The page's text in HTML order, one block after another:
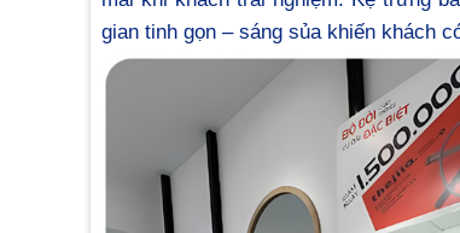
gian tinh gọn – sáng sủa khiến khách